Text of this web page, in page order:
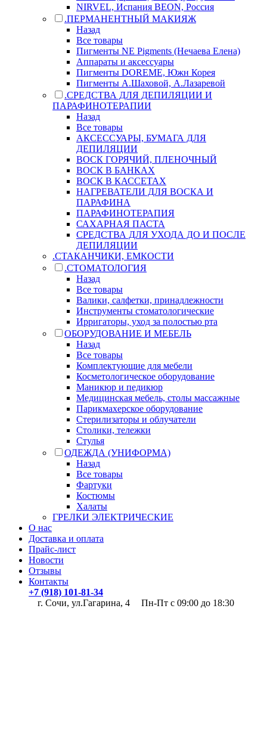
NIRVEL, Испания BEON, Россия
.ПЕРМАНЕНТНЫЙ МАКИЯЖ
Назад
Все товары
Пигменты NE Pigments (Нечаева Елена)
Аппараты и аксессуары
Пигменты DOREME, Южн Корея
Пигменты А.Шаховой, А.Лазаревой
.СРЕДСТВА ДЛЯ ДЕПИЛЯЦИИ И
ПАРАФИНОТЕРАПИИ
Назад
Все товары
АКСЕССУАРЫ, БУМАГА ДЛЯ
ДЕПИЛЯЦИИ
ВОСК ГОРЯЧИЙ, ПЛЕНОЧНЫЙ
ВОСК В БАНКАХ
ВОСК В КАССЕТАХ
НАГРЕВАТЕЛИ ДЛЯ ВОСКА И
ПАРАФИНА
ПАРАФИНОТЕРАПИЯ
САХАРНАЯ ПАСТА
СРЕДСТВА ДЛЯ УХОДА ДО И ПОСЛЕ
ДЕПИЛЯЦИИ
.СТАКАНЧИКИ, ЕМКОСТИ
.СТОМАТОЛОГИЯ
Назад
Все товары
Валики, салфетки, принадлежности
Инструменты стоматологические
Ирригаторы, уход за полостью рта
ОБОРУДОВАНИЕ И МЕБЕЛЬ
Назад
Все товары
Комплектующие для мебели
Косметологическое оборудование
Маникюр и педикюр
Медицинская мебель, столы массажные
Парикмахерское оборудование
Стерилизаторы и облучатели
Столики, тележки
Стулья
ОДЕЖДА (УНИФОРМА)
Назад
Все товары
Фартуки
Костюмы
Халаты
ГРЕЛКИ ЭЛЕКТРИЧЕСКИЕ
О нас
Доставка и оплата
Прайс-лист
Новости
Отзывы
Контакты
+7 (918) 101-81-34
г. Сочи, ул.Гагарина, 4
Пн-Пт с 09:00 до 18:30